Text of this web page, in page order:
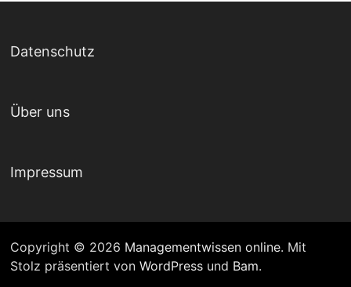
Datenschutz
Über uns
Impressum
Copyright © 2026 Managementwissen online. Mit
Stolz präsentiert vonWordPress und Bam.